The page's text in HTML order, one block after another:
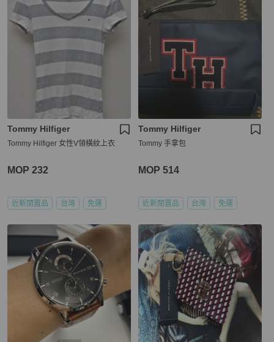
Tommy Hilfiger
Tommy Hilfiger 女性V領橫紋上衣
MOP 232
近新閒置品 台灣 免運
Tommy Hilfiger
Tommy 手拿包
MOP 514
近新閒置品 台灣 免運